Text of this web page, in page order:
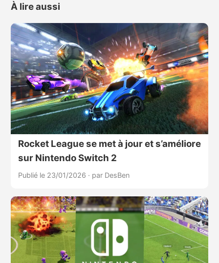
À lire aussi
Rocket League se met à jour et s’améliore
sur Nintendo Switch 2
Publié le 23/01/2026 · par DesBen